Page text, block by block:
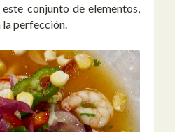
conjunto de elementos,
la perfección.